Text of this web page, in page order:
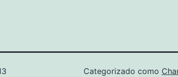
Categorizado como